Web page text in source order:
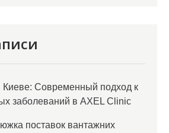
Киеве: Современный подход к
заболеваний в AXEL Clinic
поставок вантажних